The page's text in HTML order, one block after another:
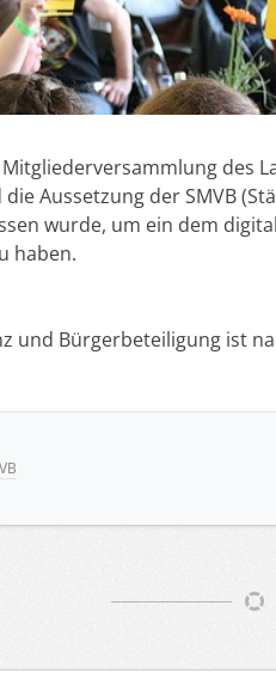
des
Aussetzung der SMVB
wurde, um ein dem
haben.
und Bürgerbeteiligung ist